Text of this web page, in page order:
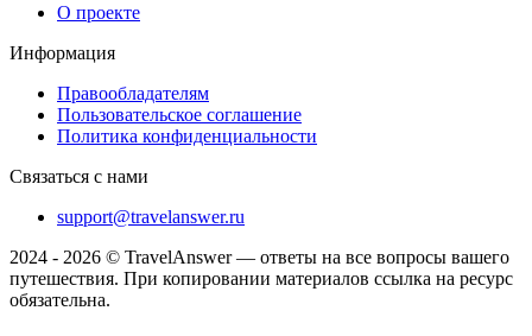
О проекте
Информация
Правообладателям
Пользовательское соглашение
Политика конфиденциальности
Связаться с нами
support@travelanswer.ru
2024 - 2026 © TravelAnswer — ответы на все вопросы вашего
путешествия. При копировании материалов ссылка на ресурс
обязательна.